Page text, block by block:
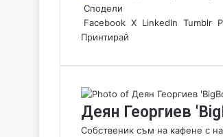
Сподели
Facebook X LinkedIn Tumblr
Принтирай
Деян Георгиев
Собственик съм на кафене с